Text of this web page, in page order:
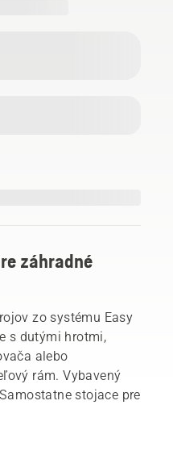
záhradné
zo systému Easy
s dutými hrotmi,
alebo
rám. Vybavený
stojace pre